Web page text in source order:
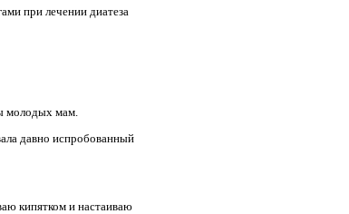
при лечении диатеза
молодых мам.
давно испробованный
кипятком и настаиваю